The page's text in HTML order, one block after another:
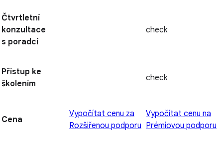
Čtvrtletní
konzultace
s poradci
check
Přístup ke
školením
check
Cena
Vypočítat cenu za
Rozšiřenou podporu
Vypočítat cenu na
Prémiovou podporu